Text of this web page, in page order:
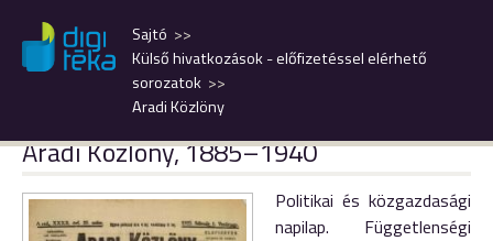
Aradi Közlöny
Külső hivatkozások - előfizetéssel elérhető
sorozatok
Sajtó
Aradi Közlöny, 1885–1940
Politikai és közgazdasági
napilap. Függetlenségi